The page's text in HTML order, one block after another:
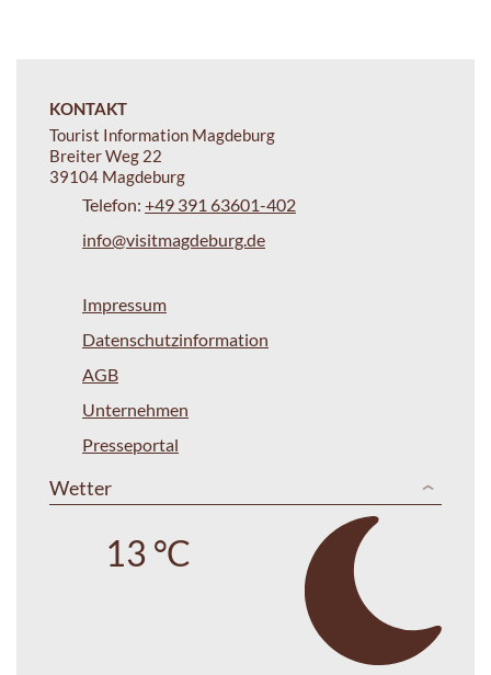
KONTAKT
Tourist Information Magdeburg
Breiter Weg 22
39104 Magdeburg
Telefon: +49 391 63601-402
info@visitmagdeburg.de
Impressum
Datenschutzinformation
AGB
Unternehmen
Presseportal
Wetter
13 °C